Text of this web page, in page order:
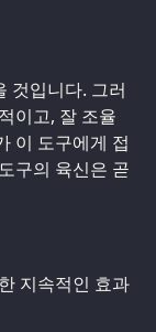
것입니다. 그러
이고, 잘 조율
이 도구에게 접
구의 육신은 곧
지속적인 효과